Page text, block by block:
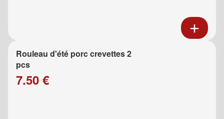
Rouleau d'été porc crevettes 2
pcs
7.50 €